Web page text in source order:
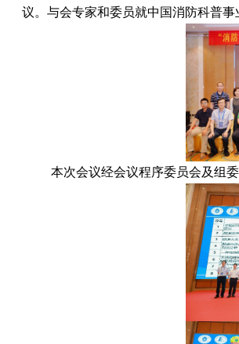
议。与会专家和委员就中国消防科普
本次会议经会议程序委员会及组